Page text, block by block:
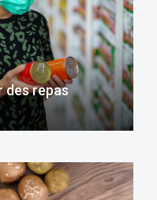
des repas